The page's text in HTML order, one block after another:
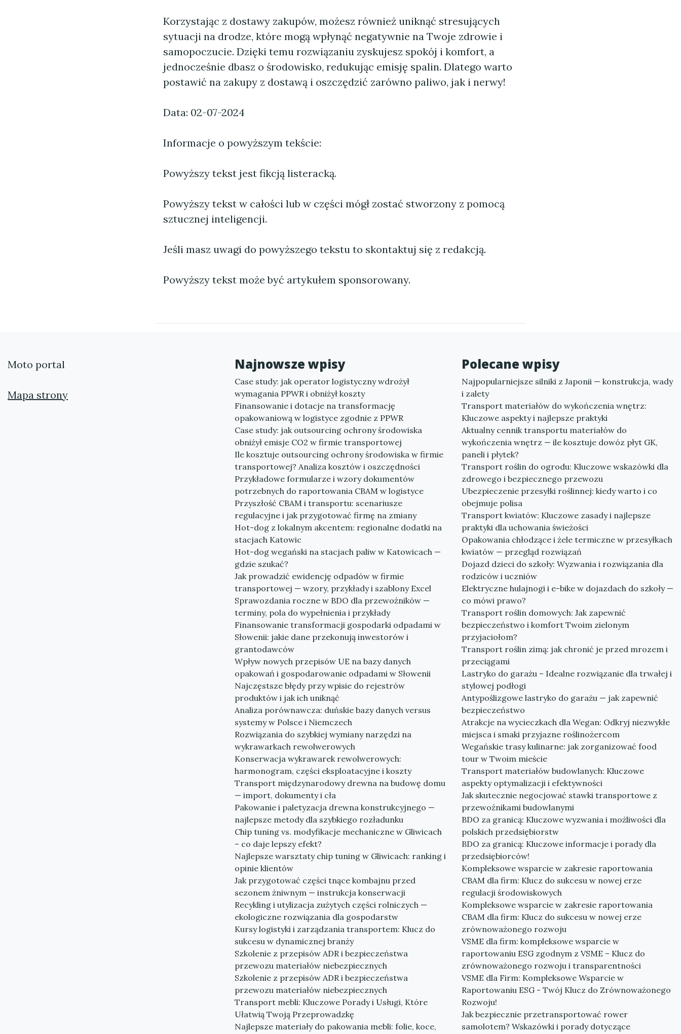
Korzystając z dostawy zakupów, możesz również uniknąć stresujących
sytuacji na drodze, które mogą wpłynąć negatywnie na Twoje zdrowie i
samopoczucie. Dzięki temu rozwiązaniu zyskujesz spokój i komfort, a
jednocześnie dbasz o środowisko, redukując emisję spalin. Dlatego warto
postawić na zakupy z dostawą i oszczędzić zarówno paliwo, jak i nerwy!
Data: 02-07-2024
Informacje o powyższym tekście:
Powyższy tekst jest fikcją listeracką.
Powyższy tekst w całości lub w części mógł zostać stworzony z pomocą
sztucznej inteligencji.
Jeśli masz uwagi do powyższego tekstu to skontaktuj się z redakcją.
Powyższy tekst może być artykułem sponsorowany.
Moto portal
Mapa strony
Najnowsze wpisy
Case study: jak operator logistyczny wdrożył
wymagania PPWR i obniżył koszty
Finansowanie i dotacje na transformację
opakowaniową w logistyce zgodnie z PPWR
Case study: jak outsourcing ochrony środowiska
obniżył emisje CO2 w firmie transportowej
Ile kosztuje outsourcing ochrony środowiska w firmie
transportowej? Analiza kosztów i oszczędności
Przykładowe formularze i wzory dokumentów
potrzebnych do raportowania CBAM w logistyce
Przyszłość CBAM i transportu: scenariusze
regulacyjne i jak przygotować firmę na zmiany
Hot-dog z lokalnym akcentem: regionalne dodatki na
stacjach Katowic
Hot-dog wegański na stacjach paliw w Katowicach —
gdzie szukać?
Jak prowadzić ewidencję odpadów w firmie
transportowej — wzory, przykłady i szablony Excel
Sprawozdania roczne w BDO dla przewoźników —
terminy, pola do wypełnienia i przykłady
Finansowanie transformacji gospodarki odpadami w
Słowenii: jakie dane przekonują inwestorów i
grantodawców
Wpływ nowych przepisów UE na bazy danych
opakowań i gospodarowanie odpadami w Słowenii
Najczęstsze błędy przy wpisie do rejestrów
produktów i jak ich uniknąć
Analiza porównawcza: duńskie bazy danych versus
systemy w Polsce i Niemczech
Rozwiązania do szybkiej wymiany narzędzi na
wykrawarkach rewolwerowych
Konserwacja wykrawarek rewolwerowych:
harmonogram, części eksploatacyjne i koszty
Transport międzynarodowy drewna na budowę domu
— import, dokumenty i cła
Pakowanie i paletyzacja drewna konstrukcyjnego —
najlepsze metody dla szybkiego rozładunku
Chip tuning vs. modyfikacje mechaniczne w Gliwicach
– co daje lepszy efekt?
Najlepsze warsztaty chip tuning w Gliwicach: ranking i
opinie klientów
Jak przygotować części tnące kombajnu przed
sezonem żniwnym — instrukcja konserwacji
Recykling i utylizacja zużytych części rolniczych —
ekologiczne rozwiązania dla gospodarstw
Kursy logistyki i zarządzania transportem: Klucz do
sukcesu w dynamicznej branży
Szkolenie z przepisów ADR i bezpieczeństwa
przewozu materiałów niebezpiecznych
Szkolenie z przepisów ADR i bezpieczeństwa
przewozu materiałów niebezpiecznych
Transport mebli: Kluczowe Porady i Usługi, Które
Ułatwią Twoją Przeprowadzkę
Najlepsze materiały do pakowania mebli: folie, koce,
Polecane wpisy
Najpopularniejsze silniki z Japonii — konstrukcja, wady
i zalety
Transport materiałów do wykończenia wnętrz:
Kluczowe aspekty i najlepsze praktyki
Aktualny cennik transportu materiałów do
wykończenia wnętrz — ile kosztuje dowóz płyt GK,
paneli i płytek?
Transport roślin do ogrodu: Kluczowe wskazówki dla
zdrowego i bezpiecznego przewozu
Ubezpieczenie przesyłki roślinnej: kiedy warto i co
obejmuje polisa
Transport kwiatów: Kluczowe zasady i najlepsze
praktyki dla uchowania świeżości
Opakowania chłodzące i żele termiczne w przesyłkach
kwiatów — przegląd rozwiązań
Dojazd dzieci do szkoły: Wyzwania i rozwiązania dla
rodziców i uczniów
Elektryczne hulajnogi i e-bike w dojazdach do szkoły —
co mówi prawo?
Transport roślin domowych: Jak zapewnić
bezpieczeństwo i komfort Twoim zielonym
przyjaciołom?
Transport roślin zimą: jak chronić je przed mrozem i
przeciągami
Lastryko do garażu – Idealne rozwiązanie dla trwałej i
stylowej podłogi
Antypoślizgowe lastryko do garażu — jak zapewnić
bezpieczeństwo
Atrakcje na wycieczkach dla Wegan: Odkryj niezwykłe
miejsca i smaki przyjazne roślinożercom
Wegańskie trasy kulinarne: jak zorganizować food
tour w Twoim mieście
Transport materiałów budowlanych: Kluczowe
aspekty optymalizacji i efektywności
Jak skutecznie negocjować stawki transportowe z
przewoźnikami budowlanymi
BDO za granicą: Kluczowe wyzwania i możliwości dla
polskich przedsiębiorstw
BDO za granicą: Kluczowe informacje i porady dla
przedsiębiorców!
Kompleksowe wsparcie w zakresie raportowania
CBAM dla firm: Klucz do sukcesu w nowej erze
regulacji środowiskowych
Kompleksowe wsparcie w zakresie raportowania
CBAM dla firm: Klucz do sukcesu w nowej erze
zrównoważonego rozwoju
VSME dla firm: kompleksowe wsparcie w
raportowaniu ESG zgodnym z VSME – Klucz do
zrównoważonego rozwoju i transparentności
VSME dla Firm: Kompleksowe Wsparcie w
Raportowaniu ESG - Twój Klucz do Zrównoważonego
Rozwoju!
Jak bezpiecznie przetransportować rower
samolotem? Wskazówki i porady dotyczące